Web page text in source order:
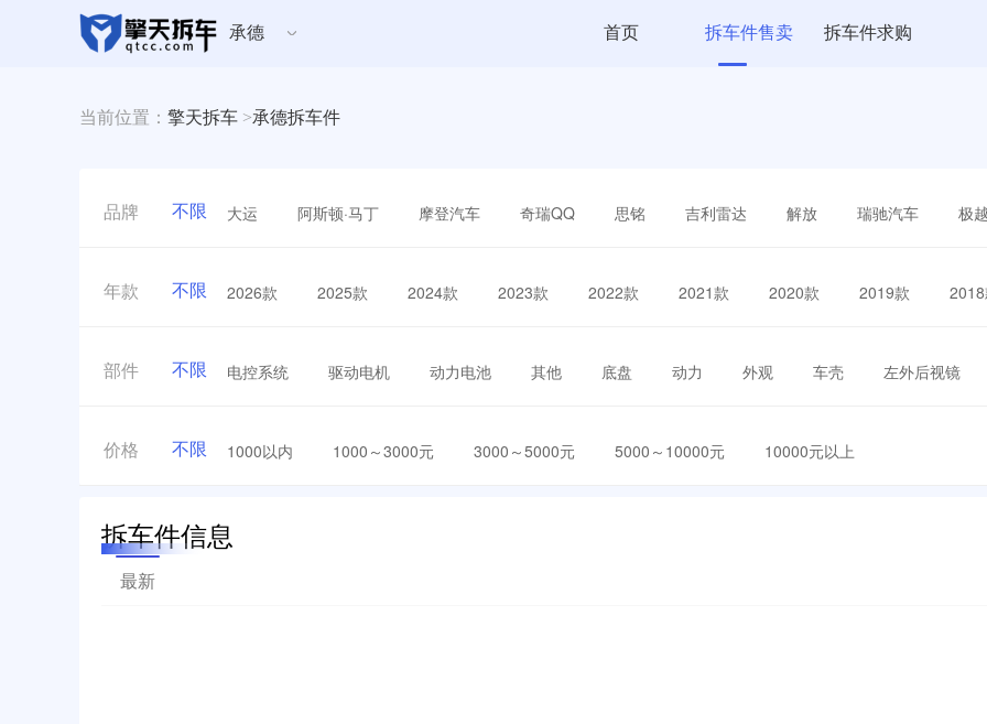
承德 首页 拆车件售卖 拆车件求购
当前位置： 擎天拆车 >承德拆车件
品牌 不限 大运 阿斯顿·马丁 摩登汽车 奇瑞QQ 思铭 吉利雷达 解放 瑞驰汽车 极
年款 不限 2026款 2025款 2024款 2023款 2022款 2021款 2020款 2019款
部件 不限 电控系统 驱动电机 动力电池 其他 底盘 动力 外观 车壳 左外后视镜
价格 不限 1000以内 1000～3000元 3000～5000元 5000～10000元 10000元以上
拆车件信息
最新